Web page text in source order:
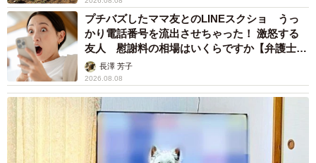
プチバズしたママ友とのLINEスクショ うっ
かり電話番号を流出させちゃった！ 激怒する
友人 慰謝料の相場はいくらですか【弁護士が
解説】長澤 芳子
2026.08.08